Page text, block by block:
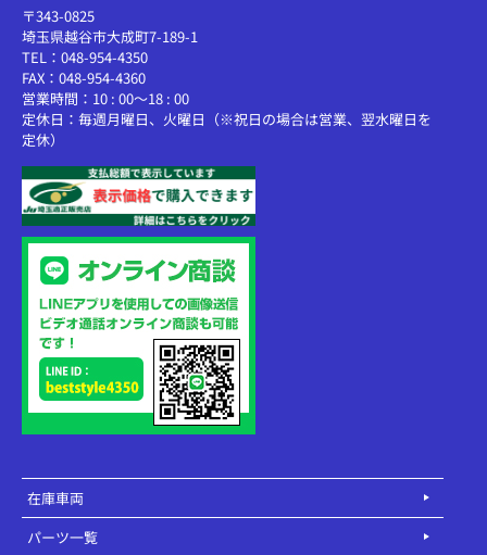
〒343-0825
埼玉県越谷市大成町7-189-1
TEL：048-954-4350
FAX：048-954-4360
営業時間：10 : 00～18 : 00
定休日：毎週月曜日、火曜日（※祝日の場合は営業、翌水曜日を
定休）
在庫車両
パーツ一覧